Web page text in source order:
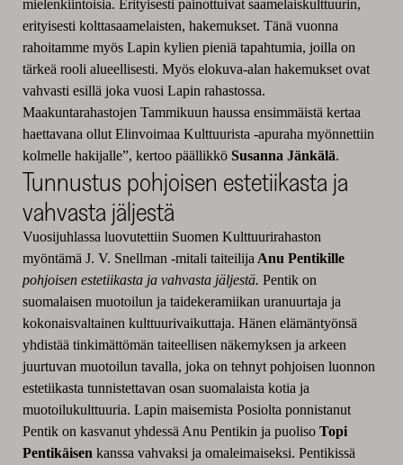
mielenkiintoisia. Erityisesti painottuivat saamelaiskulttuurin,
erityisesti kolttasaamelaisten, hakemukset. Tänä vuonna
rahoitamme myös Lapin kylien pieniä tapahtumia, joilla on
tärkeä rooli alueellisesti. Myös elokuva-alan hakemukset ovat
vahvasti esillä joka vuosi Lapin rahastossa.
Maakuntarahastojen Tammikuun haussa ensimmäistä kertaa
haettavana ollut Elinvoimaa Kulttuurista -apuraha myönnettiin
kolmelle hakijalle”, kertoo päällikkö Susanna Jänkälä.
Tunnustus pohjoisen estetiikasta ja
vahvasta jäljestä
Vuosijuhlassa luovutettiin Suomen Kulttuurirahaston
myöntämä J. V. Snellman -mitali taiteilija Anu Pentikille
pohjoisen estetiikasta ja vahvasta jäljestä. Pentik on
suomalaisen muotoilun ja taidekeramiikan uranuurtaja ja
kokonaisvaltainen kulttuurivaikuttaja. Hänen elämäntyönsä
yhdistää tinkimättömän taiteellisen näkemyksen ja arkeen
juurtuvan muotoilun tavalla, joka on tehnyt pohjoisen luonnon
estetiikasta tunnistettavan osan suomalaista kotia ja
muotoilukulttuuria. Lapin maisemista Posiolta ponnistanut
Pentik on kasvanut yhdessä Anu Pentikin ja puoliso Topi
Pentikäisen kanssa vahvaksi ja omaleimaiseksi. Pentikissä